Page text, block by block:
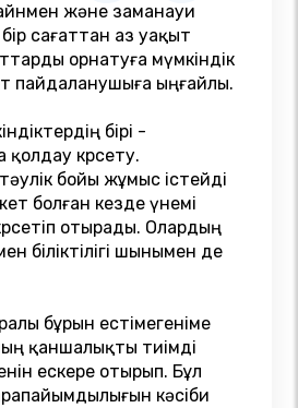
және заманауи
сағаттан аз уақыт
орнатуға мүмкіндік
пайдаланушыға ыңғайлы.
бірі -
көрсету.
бойы жұмыс істейді
болған кезде үнемі
отырады. Олардың
біліктілігі шынымен де
бұрын естімегеніме
қаншалықты тиімді
ескере отырып. Бұл
кәсіби